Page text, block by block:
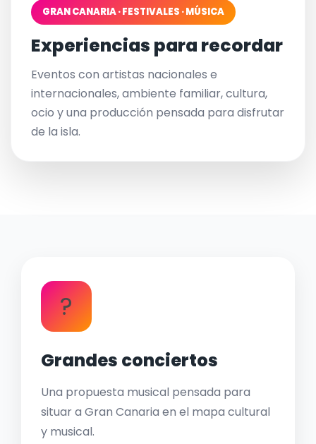
GRAN CANARIA · FESTIVALES · MÚSICA
Experiencias para recordar
Eventos con artistas nacionales e
internacionales, ambiente familiar, cultura,
ocio y una producción pensada para disfrutar
de la isla.
?
Grandes conciertos
Una propuesta musical pensada para
situar a Gran Canaria en el mapa cultural
y musical.